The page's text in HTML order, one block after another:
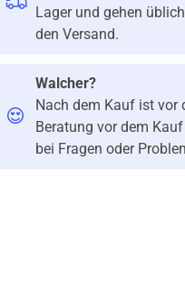
Lager und gehen
den Versand.
Walcher?
Nach dem Kauf ist vor
Beratung vor dem
bei Fragen oder